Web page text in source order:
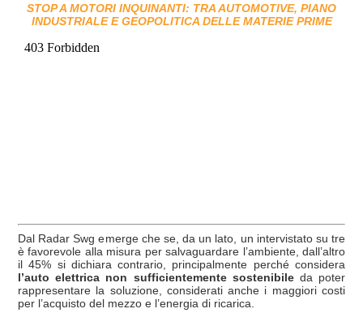
STOP A MOTORI INQUINANTI: TRA AUTOMOTIVE, PIANO
INDUSTRIALE E GEOPOLITICA DELLE MATERIE PRIME
Dal Radar Swg emerge che se, da un lato, un intervistato su tre
è favorevole alla misura per salvaguardare l’ambiente, dall’altro
il 45% si dichiara contrario, principalmente perché considera
l’auto elettrica non sufficientemente sostenibileda poter
rappresentare la soluzione, considerati anche i maggiori costi
per l’acquisto del mezzo e l’energia di ricarica.